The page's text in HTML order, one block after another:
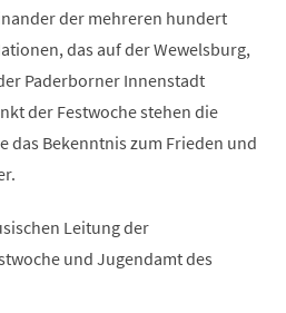
der mehreren hundert
das auf der Wewelsburg,
Paderborner Innenstadt
der Festwoche stehen die
das Bekenntnis zum Frieden und
Leitung der
und Jugendamt des